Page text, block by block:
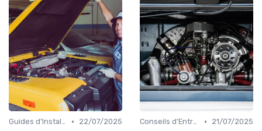
Guides d'Installation et de Réparation •
22/07/2025
Conseils d'Entretien Auto •
21/07/2025